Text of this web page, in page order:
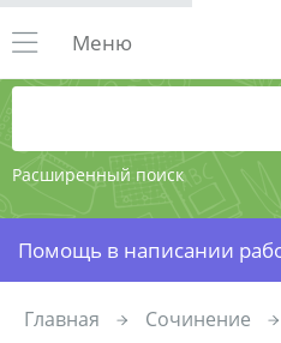
Расширенный поиск
Меню
Помощь в написании
Главная Сочинение